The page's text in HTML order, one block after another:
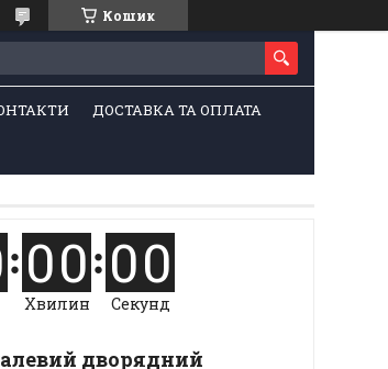
Кошик
ДОСТАВКА ТА ОПЛАТА
00
Хвилин
00
Секунд
дворядний